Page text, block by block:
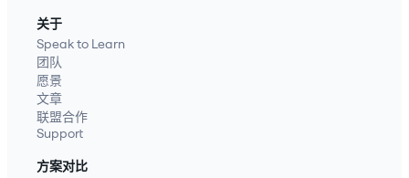
关于
Speak to Learn
团队
愿景
文章
联盟合作
Support
方案对比